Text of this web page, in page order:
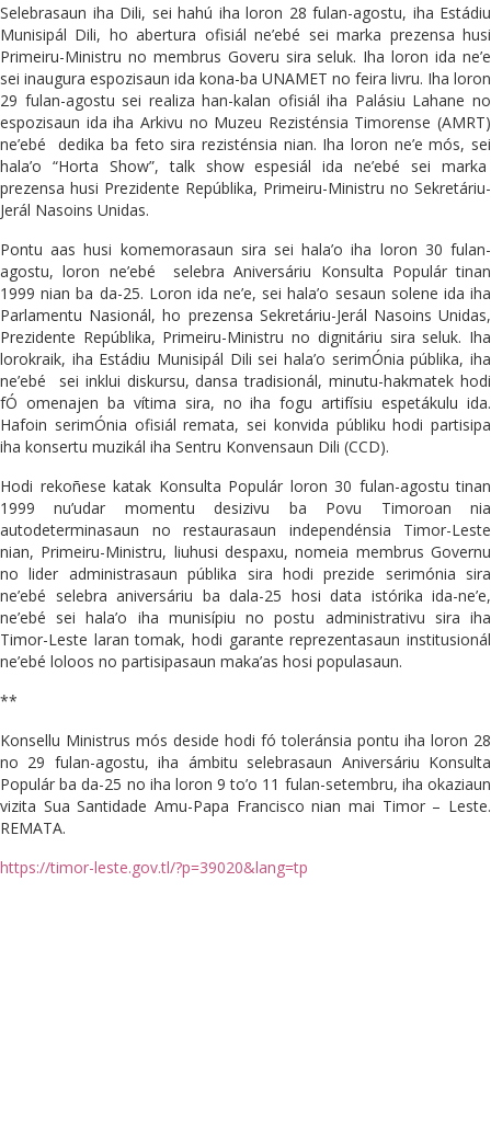
Selebrasaun iha Dili, sei hahú iha loron 28 fulan-agostu, iha Estádiu
Munisipál Dili, ho abertura ofisiál ne’ebé sei marka prezensa husi
Primeiru-Ministru no membrus Goveru sira seluk. Iha loron ida ne’e
sei inaugura espozisaun ida kona-ba UNAMET no feira livru. Iha loron
29 fulan-agostu sei realiza han-kalan ofisiál iha Palásiu Lahane no
espozisaun ida iha Arkivu no Muzeu Rezisténsia Timorense (AMRT)
ne’ebé dedika ba feto sira rezisténsia nian. Iha loron ne’e mós, sei
hala’o “Horta Show”, talk show espesiál ida ne’ebé sei marka
prezensa husi Prezidente Repúblika, Primeiru-Ministru no Sekretáriu-
Jerál Nasoins Unidas.
Pontu aas husi komemorasaun sira sei hala’o iha loron 30 fulan-
agostu, loron ne’ebé selebra Aniversáriu Konsulta Populár tinan
1999 nian ba da-25. Loron ida ne’e, sei hala’o sesaun solene ida iha
Parlamentu Nasionál, ho prezensa Sekretáriu-Jerál Nasoins Unidas,
Prezidente Repúblika, Primeiru-Ministru no dignitáriu sira seluk. Iha
lorokraik, iha Estádiu Munisipál Dili sei hala’o serimÓnia públika, iha
ne’ebé sei inklui diskursu, dansa tradisionál, minutu-hakmatek hodi
fÓ omenajen ba vítima sira, no iha fogu artifísiu espetákulu ida.
Hafoin serimÓnia ofisiál remata, sei konvida públiku hodi partisipa
iha konsertu muzikál iha Sentru Konvensaun Dili (CCD).
Hodi rekoñese katak Konsulta Populár loron 30 fulan-agostu tinan
1999 nu’udar momentu desizivu ba Povu Timoroan nia
autodeterminasaun no restaurasaun independénsia Timor-Leste
nian, Primeiru-Ministru, liuhusi despaxu, nomeia membrus Governu
no lider administrasaun públika sira hodi prezide serimónia sira
ne’ebé selebra aniversáriu ba dala-25 hosi data istórika ida-ne’e,
ne’ebé sei hala’o iha munisípiu no postu administrativu sira iha
Timor-Leste laran tomak, hodi garante reprezentasaun institusionál
ne’ebé loloos no partisipasaun maka’as hosi populasaun.
**
Konsellu Ministrus mós deside hodi fó toleránsia pontu iha loron 28
no 29 fulan-agostu, iha ámbitu selebrasaun Aniversáriu Konsulta
Populár ba da-25 no iha loron 9 to’o 11 fulan-setembru, iha okaziaun
vizita Sua Santidade Amu-Papa Francisco nian mai Timor – Leste.
REMATA.
https://timor-leste.gov.tl/?p=39020&lang=tp